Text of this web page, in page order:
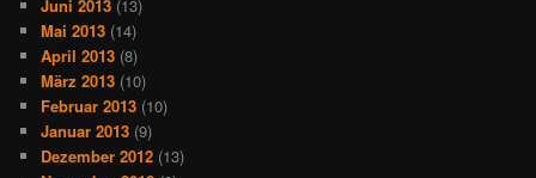
Juni 2013 (13)
Mai 2013 (14)
April 2013 (8)
März 2013 (10)
Februar 2013 (10)
Januar 2013 (9)
Dezember 2012 (13)